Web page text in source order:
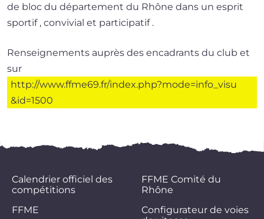
de bloc du dépar­te­ment du Rhône dans un esprit
spor­tif , convi­vial et participatif .
Renseignements auprès des enca­drants du club et
sur
http://​www​.ffme69​.fr/​i​n​d​e​x​.​p​h​p​?​m​o​d​e​=​i​n​f​o​_​v​i​s​u​
&id=1500
Calendrier officiel des
compétitions
FFME
FFME Comité du
Rhône
Configurateur de voies